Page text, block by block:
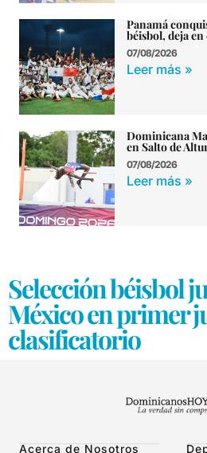
Panamá
béisbol, deja
07/08/2026
Leer más »
Dominicana
en Salto de
07/08/2026
Leer más »
Selección béisbol
México en primer
clasificatorio
Acerca de Nosotros